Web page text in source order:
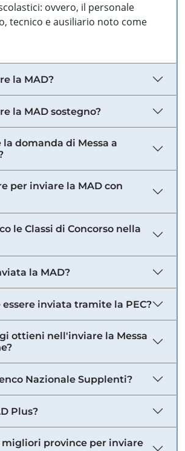
ovvero, il personale
tecnico e ausiliario noto come
la MAD?
la MAD sostegno?
domanda di Messa a
per inviare la MAD con
le Classi di Concorso nella
la MAD?
essere inviata tramite la PEC?
ottieni nell'inviare la Messa
Nazionale Supplenti?
Plus?
migliori province per inviare